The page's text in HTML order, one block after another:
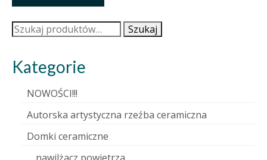
Szukaj: Szukaj
Kategorie
NOWOŚCI!!!
Autorska artystyczna rzeźba ceramiczna
Domki ceramiczne